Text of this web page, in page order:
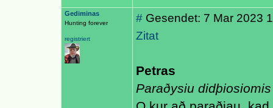
Gediminas
Hunting forever
registriert
# Gesendet: 7 Mar 2023
Zitat
Petras
Paraðysiu